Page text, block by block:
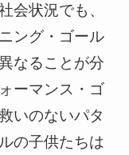
会状況でも、
ング・ゴール
なることが分
ーマンス・ゴ
いのないパタ
の子供たちは